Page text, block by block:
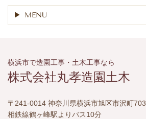
MENU
横浜市で造園工事・土木工事なら
株式会社丸孝造園土木
〒241-0014 神奈川県横浜市旭区市沢町703
相鉄線鶴ヶ峰駅よりバス10分